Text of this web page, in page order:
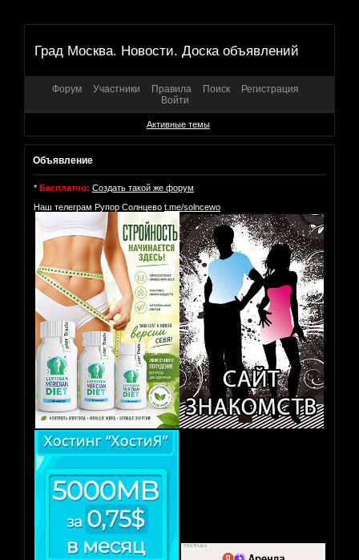
Град Москва. Новости. Доска объявлений
Форум Участники Правила Поиск
Регистрация
Войти
Активные темы
Объявление
* Бесплатно: Создать такой же форум
Наш телеграм Рупор Солнцево t.me/solncewo